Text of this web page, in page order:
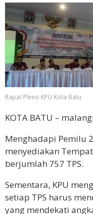
Rapat Pleno KPU Kota Batu
KOTA BATU –
Menghadapi Pemilu
menyediakan
berjumlah 757 TPS.
Sementara, KPU
setiap TPS harus
yang mendekati